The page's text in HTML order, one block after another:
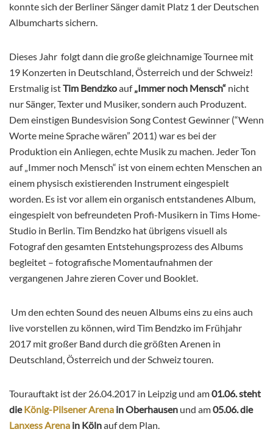
konnte sich der Berliner Sänger damit Platz 1 der Deutschen
Albumcharts sichern.
Dieses Jahr folgt dann die große gleichnamige Tournee mit
19 Konzerten in Deutschland, Österreich und der Schweiz!
Erstmalig istTim Bendzkoauf„Immer noch Mensch“ nicht
nur Sänger, Texter und Musiker, sondern auch Produzent.
Dem einstigen Bundesvision Song Contest Gewinner (“Wenn
Worte meine Sprache wären” 2011) war es bei der
Produktion ein Anliegen, echte Musik zu machen. Jeder Ton
auf „Immer noch Mensch“ ist von einem echten Menschen an
einem physisch existierenden Instrument eingespielt
worden. Es ist vor allem ein organisch entstandenes Album,
eingespielt von befreundeten Profi-Musikern in Tims Home-
Studio in Berlin. Tim Bendzko hat übrigens visuell als
Fotograf den gesamten Entstehungsprozess des Albums
begleitet – fotografische Momentaufnahmen der
vergangenen Jahre zieren Cover und Booklet.
Um den echten Sound des neuen Albums eins zu eins auch
live vorstellen zu können, wird Tim Bendzko im Frühjahr
2017 mit großer Band durch die größten Arenen in
Deutschland, Österreich und der Schweiz touren.
Tourauftakt ist der 26.04.2017 in Leipzig und am01.06. steht
dieKönig-Pilsener Arena in Oberhausen und am05.06. die
Lanxess Arena in Kölnauf dem Plan.